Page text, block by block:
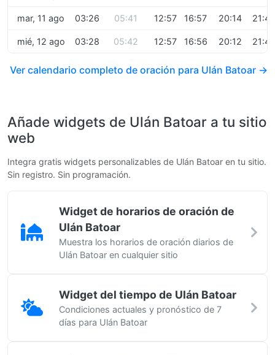
mar, 11 ago 03:26 05:41 12:57 16:57 20:14 21:44
mié, 12 ago 03:28 05:42 12:57 16:56 20:12 21:42
Ver calendario completo de oración para Ulán Batoar →
Añade widgets de Ulán Batoar a tu sitio
web
Integra gratis widgets personalizables de Ulán Batoar en tu sitio.
Sin registro. Sin programación.
Widget de horarios de oración de
Ulán Batoar
Muestra los horarios de oración diarios de
Ulán Batoar en cualquier sitio
Widget del tiempo de Ulán Batoar
Condiciones actuales y pronóstico de 7
días para Ulán Batoar